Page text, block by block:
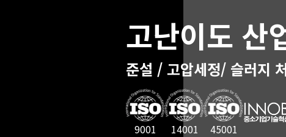
고난이도 산
준설 / 고압세정/ 슬러지
9001 14001 45001